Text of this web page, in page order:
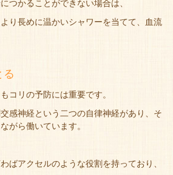
つかることができない場合は、
り長めに温かいシャワーを当てて、血流
る
コリの予防には重要です。
感神経という二つの自律神経があり、そ
がら働いています。
ばアクセルのような役割を持っており、